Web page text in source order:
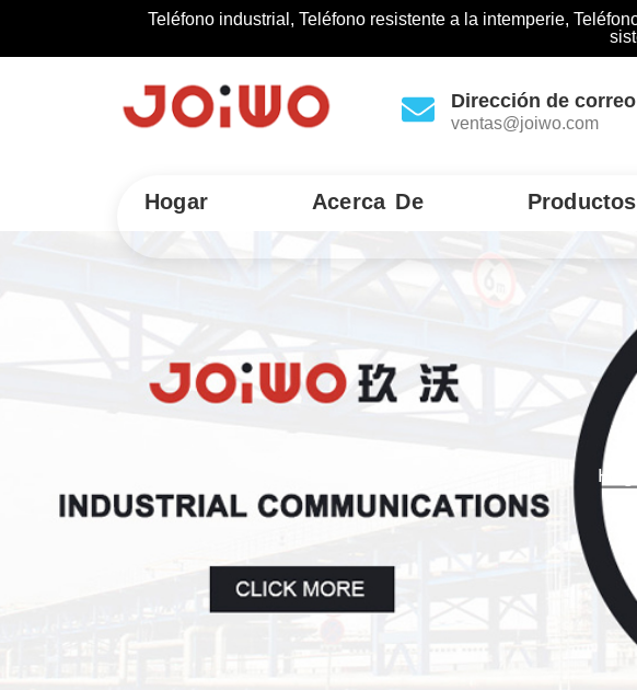
Teléfono industrial, Teléfono resistente a la intemperie,
Dirección de
ventas@joiwo.com
Hogar Acerca De Productos